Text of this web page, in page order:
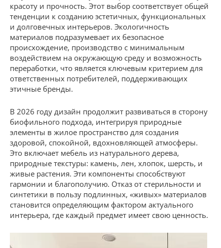
красоту и прочность. Этот выбор соответствует общей
тенденции к созданию эстетичных, функциональных
и долговечных интерьеров. Экологичность
материалов подразумевает их безопасное
происхождение, производство с минимальным
воздействием на окружающую среду и возможность
переработки, что является ключевым критерием для
ответственных потребителей, поддерживающих
этичные бренды.
В 2026 году дизайн продолжит развиваться в сторону
биофильного подхода, интегрируя природные
элементы в жилое пространство для создания
здоровой, спокойной, вдохновляющей атмосферы.
Это включает мебель из натурального дерева,
природные текстуры: камень, лен, хлопок, шерсть, и
живые растения. Эти компоненты способствуют
гармонии и благополучию. Отказ от стерильности и
синтетики в пользу подлинных, «живых» материалов
становится определяющим фактором актуального
интерьера, где каждый предмет имеет свою ценность.